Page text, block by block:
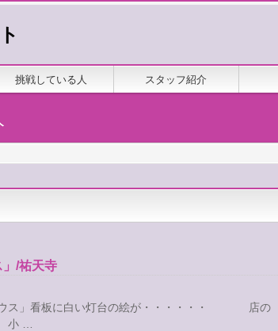
挑戦している人 スタッフ紹介
」/祐天寺
ウス」看板に白い灯台の絵が・・・・・・ 店の
小 …